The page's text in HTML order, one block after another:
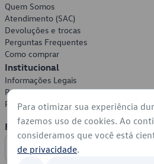
Quem Somos
Atendimento (SAC)
Devoluções e trocas
Perguntas Frequentes
Como comprar
Institucional
Informações Legais
Política de Privacidade
Política de Cookies
Formas de Pagamento
Para otimizar sua experiência
fazemos uso de cookies. Ao
consideramos que você está
de privacidade.